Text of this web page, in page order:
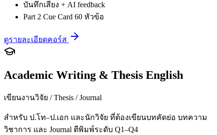
บันทึกเสียง + AI feedback
Part 2 Cue Card 60 หัวข้อ
ดูรายละเอียดคอร์ส
Academic Writing & Thesis English
เขียนงานวิจัย / Thesis / Journal
สำหรับ ป.โท–ป.เอก และนักวิจัย ที่ต้องเขียนบทคัดย่อ บทความ
วิชาการ และ Journal ตีพิมพ์ระดับ Q1–Q4